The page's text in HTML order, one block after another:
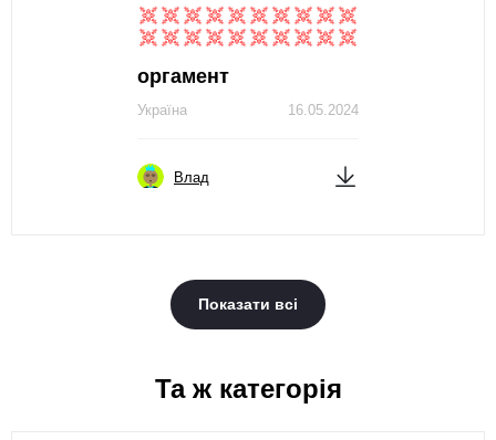
оргамент
16.05.2024
Україна
Влад
Показати всі
Та ж категорія